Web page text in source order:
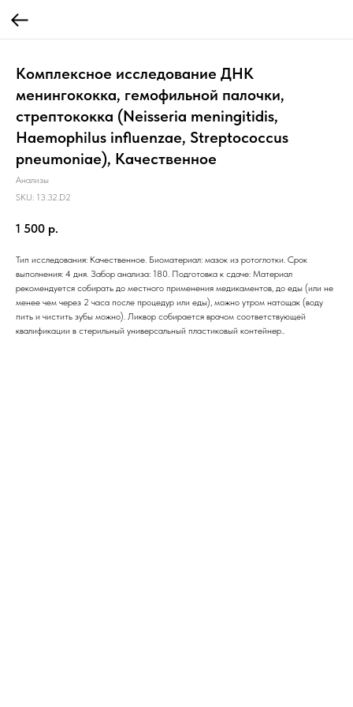
Комплексное исследование ДНК
менингококка, гемофильной палочки,
стрептококка (Neisseria meningitidis,
Haemophilus influenzae, Streptococcus
pneumoniae), Качественное
Анализы
SKU: 13.32.D2
1 500 р.
Тип исследования: Качественное. Биоматериал: мазок из ротоглотки. Срок
выполнения: 4 дня. Забор анализа: 180. Подготовка к сдаче: Материал
рекомендуется собирать до местного применения медикаментов, до еды (или не
менее чем через 2 часа после процедур или еды), можно утром натощак (воду
пить и чистить зубы можно). Ликвор собирается врачом соответствующей
квалификации в стерильный универсальный пластиковый контейнер..